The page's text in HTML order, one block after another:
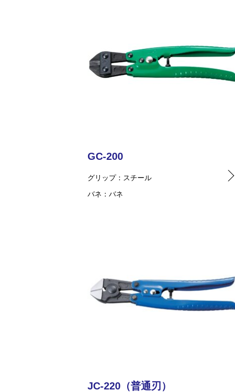
GC-200
グリップ
スチール
バネ
バネ
JC-220（普通刃）